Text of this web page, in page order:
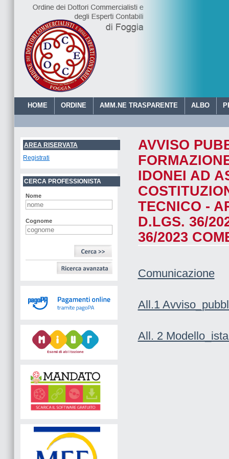
HOME ORDINE AMM.NE TRASPARENTE ALBO
AREA RISERVATA
Registrati
CERCA PROFESSIONISTA
Nome
Cognome
ORDINE DEI
AVVISO
IDONEI AD
TECNICO -
D.LGS. 36/
36/2023
Comunicazione
All.1
All. 2